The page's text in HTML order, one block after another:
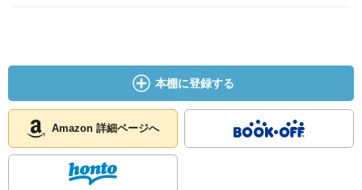
本棚に登録する
Amazon 詳細ページへ